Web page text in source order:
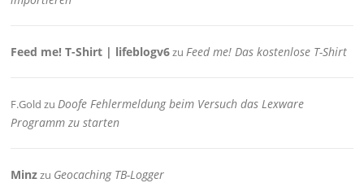
Feed me! T-Shirt | lifeblogv6zu Feed me! Das kostenlose T-Shirt
F.Gold zu Doofe Fehlermeldung beim Versuch das Lexware
Programm zu starten
Minzzu Geocaching TB-Logger